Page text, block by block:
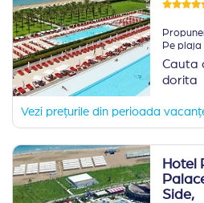
Pe plaja
Cauta
dorita
Vezi prețurile din perioada
Hotel
Side,